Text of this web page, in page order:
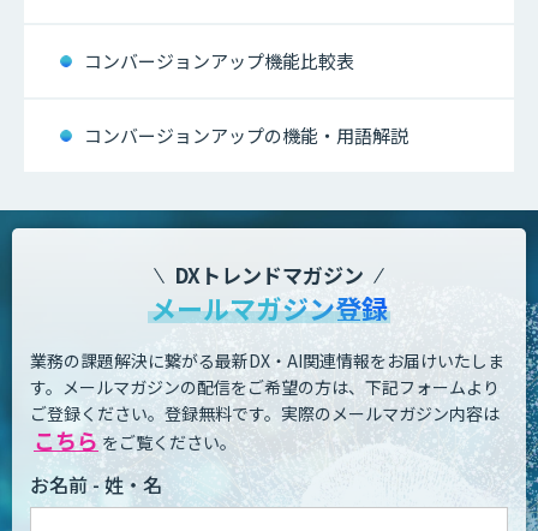
コンバージョンアップ機能比較表
コンバージョンアップの機能・用語解説
DXトレンドマガジン
メールマガジン登録
業務の課題解決に繋がる最新DX・AI関連情報をお届けいたしま
す。 メールマガジンの配信をご希望の方は、下記フォームより
ご登録ください。登録無料です。 実際のメールマガジン内容は
こちら をご覧ください。
お名前 - 姓・名